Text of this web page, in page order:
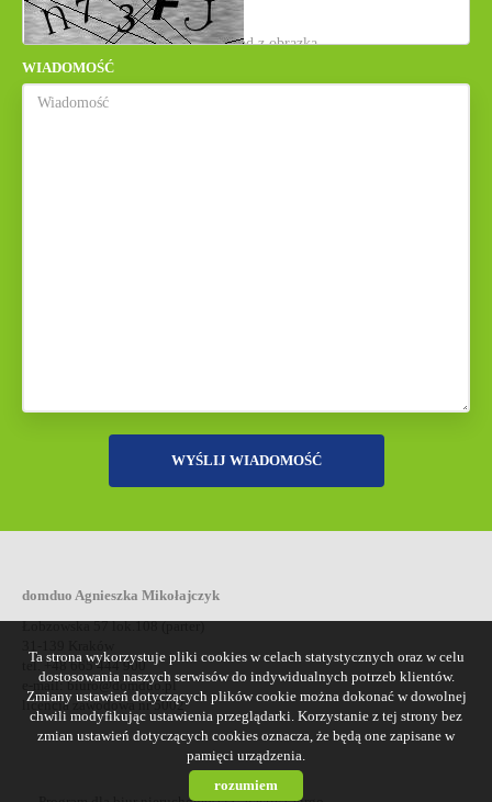
WIADOMOŚĆ
domduo Agnieszka Mikołajczyk
Łobzowska 57 lok.108 (parter)
tel. +48 665 444 900
e-mail:biuro@domduo.pl
licencja zawodowa nr 5002
Ta strona wykorzystuje pliki cookies w celach statystycznych oraz w celu
dostosowania naszych serwisów do indywidualnych potrzeb klientów.
Zmiany ustawień dotyczących plików cookie można dokonać w dowolnej
chwili modyfikując ustawienia przeglądarki. Korzystanie z tej strony bez
zmian ustawień dotyczących cookies oznacza, że będą one zapisane w
pamięci urządzenia.
rozumiem